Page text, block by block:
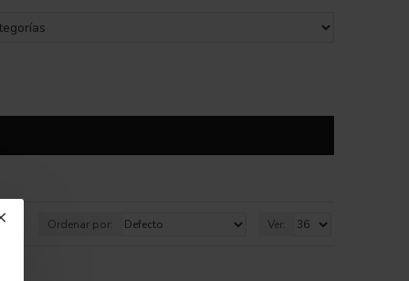
Ordenar por: Ver: